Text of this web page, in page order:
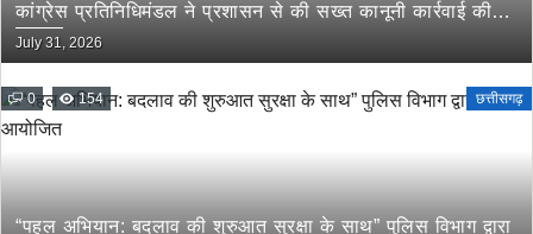
कांग्रेस प्रतिनिधिमंडल ने प्रशासन से की सख्त कानूनी कार्रवाई की
मांग
July 31, 2026
0 154 छत्तीसगढ़
“पहल अभियान: बदलाव की शुरुआत सुरक्षा के साथ” पुलिस विभाग द्वारा